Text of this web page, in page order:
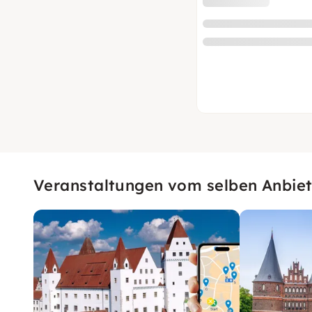
Veranstaltungen vom selben